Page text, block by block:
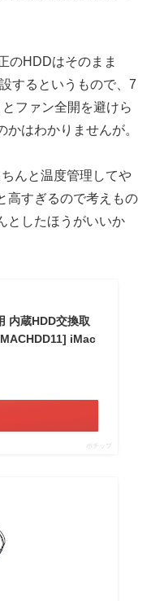
のHDDはそのまま
するというもので、7
ファン全開を避けら
はわかりませんが。
んと温度管理してや
高すぎるので考えもの
としたほうがいいか
内蔵HDD交換取
iMac
ポチップ